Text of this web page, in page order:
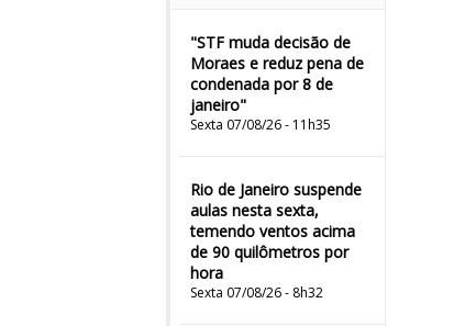
"STF muda decisão de
Moraes e reduz pena de
condenada por 8 de
janeiro"
Sexta 07/08/26 - 11h35
Rio de Janeiro suspende
aulas nesta sexta,
temendo ventos acima
de 90 quilômetros por
hora
Sexta 07/08/26 - 8h32